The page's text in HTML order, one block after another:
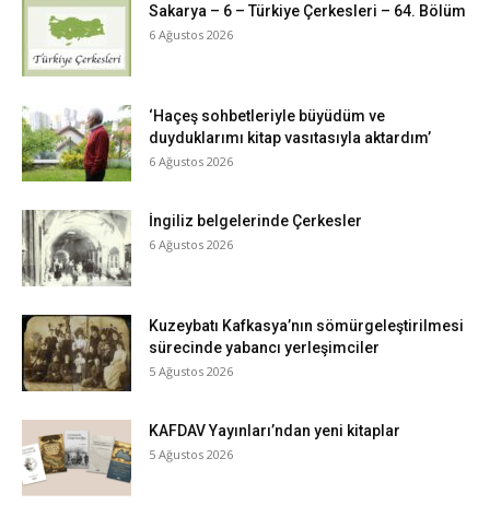
Sakarya – 6 – Türkiye Çerkesleri – 64. Bölüm
6 Ağustos 2026
‘Haçeş sohbetleriyle büyüdüm ve
duyduklarımı kitap vasıtasıyla aktardım’
6 Ağustos 2026
İngiliz belgelerinde Çerkesler
6 Ağustos 2026
Kuzeybatı Kafkasya’nın sömürgeleştirilmesi
sürecinde yabancı yerleşimciler
5 Ağustos 2026
KAFDAV Yayınları’ndan yeni kitaplar
5 Ağustos 2026